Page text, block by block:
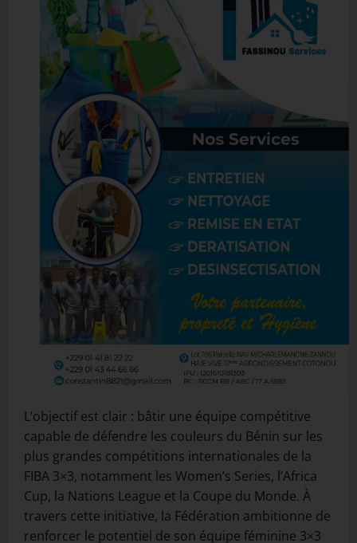
L’objectif est clair : bâtir une équipe compétitive
capable de défendre les couleurs du Bénin sur les
plus grandes compétitions internationales de la
FIBA 3×3, notamment les Women’s Series, l’Africa
Cup, la Nations League et la Coupe du Monde. À
travers cette initiative, la Fédération ambitionne de
renforcer le potentiel de son équipe féminine 3×3